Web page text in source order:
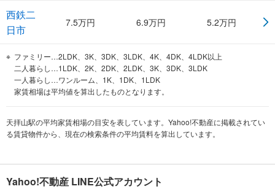
西鉄二
日市
7.5万円 6.9万円 5.2万円
ファミリー…2LDK、3K、3DK、3LDK、4K、4DK、4LDK以上
二人暮らし…1LDK、2K、2DK、2LDK、3K、3DK、3LDK
一人暮らし…ワンルーム、1K、1DK、1LDK
家賃相場は平均値を算出したものとなります。
天拝山駅の平均家賃相場の目安を表しています。Yahoo!不動産に掲載されてい
る賃貸物件から、現在の検索条件の平均賃料を算出しています。
Yahoo!不動産 LINE公式アカウント